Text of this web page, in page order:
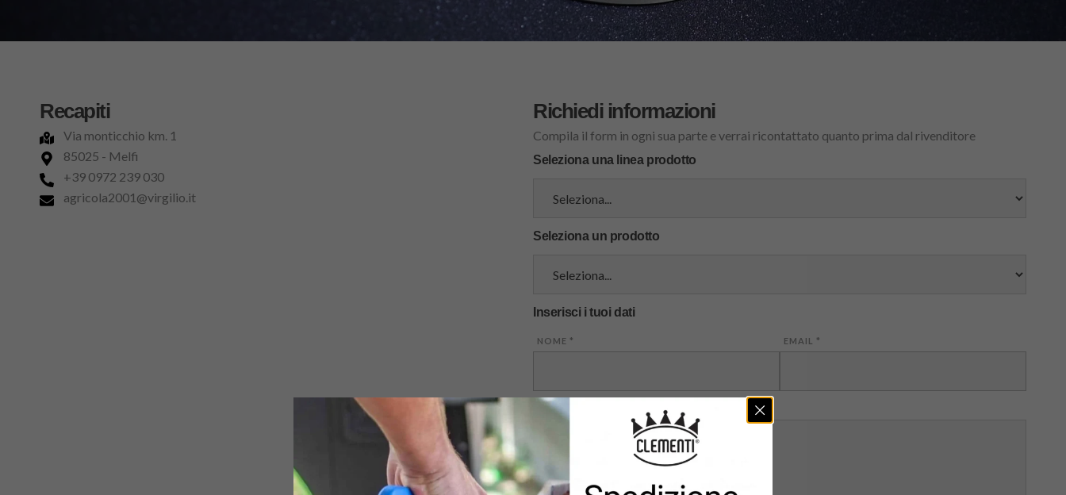
Recapiti
Via monticchio km. 1
85025 - Melfi
+39 0972 239 030
agricola2001@virgilio.it
Richiedi informazioni
Compila il form in ogni sua parte e verrai ricontattato quanto prima dal rivenditore
Seleziona una linea prodotto
Seleziona un prodotto
Inserisci i tuoi dati
NOME * EMAIL *
MESSAGGIO